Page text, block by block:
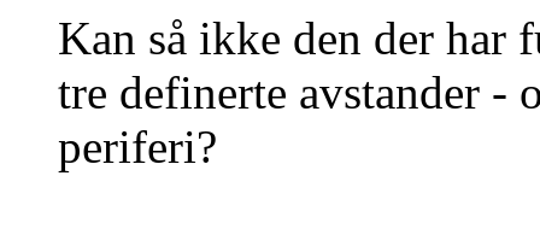
Kan så ikke den der har
tre definerte avstander -
periferi?